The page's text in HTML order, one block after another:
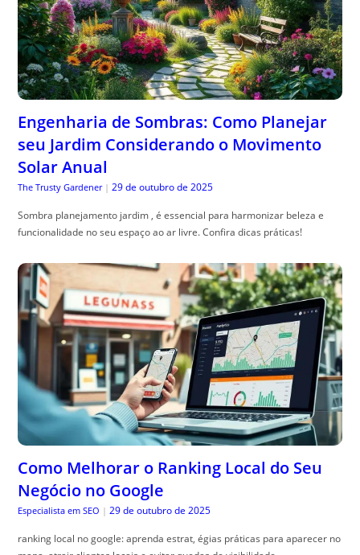
Engenharia de Sombras: Como Planejar
seu Jardim Considerando o Movimento
Solar Anual
The Trusty Gardener | 29 de outubro de 2025
Sombra planejamento jardim , é essencial para harmonizar beleza e
funcionalidade no seu espaço ao ar livre. Confira dicas práticas!
Como Melhorar o Ranking Local do Seu
Negócio no Google
Especialista em SEO | 29 de outubro de 2025
ranking local no google: aprenda estrat, égias práticas para aparecer no